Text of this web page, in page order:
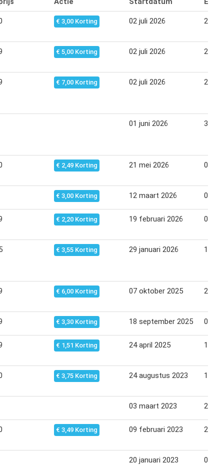
€ 3,00 Korting 02 juli 2026 20
€ 5,00 Korting 02 juli 2026 20
€ 7,00 Korting 02 juli 2026 20
01 juni 2026 31
€ 2,49 Korting 21 mei 2026 08
€ 3,00 Korting 12 maart 2026 06
€ 2,20 Korting 19 februari 2026 09
€ 3,55 Korting 29 januari 2026 16
€ 6,00 Korting 07 oktober 2025 29
€ 3,30 Korting 18 september 2025 06
€ 1,51 Korting 24 april 2025 12
€ 3,75 Korting 24 augustus 2023 11
03 maart 2023 20
€ 3,49 Korting 09 februari 2023 27
20 januari 2023 06